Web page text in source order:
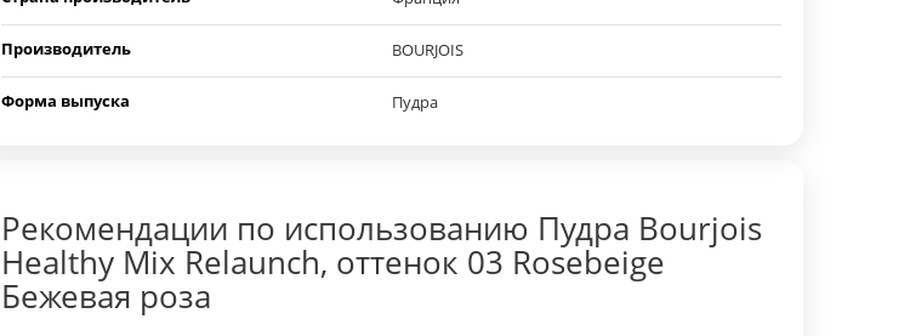
Производитель BOURJOIS
Форма выпуска Пудра
Рекомендации по использованию Пудра Bourjois
Healthy Mix Relaunch, оттенок 03 Rosebeige
Бежевая роза